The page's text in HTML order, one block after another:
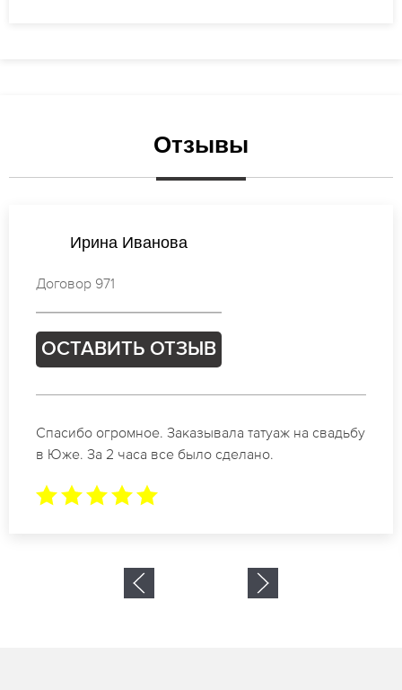
Отзывы
на свадьбу
Наталья Михайлова
ОСТАВИТЬ ОТЗЫВ
Отличные специалисты своего дела
коррекции бровей в Юже.